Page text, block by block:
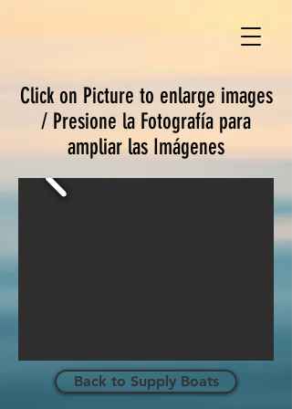
Click on Picture to enlarge images
/ Presione la Fotografía para
ampliar las Imágenes
Back to Supply Boats